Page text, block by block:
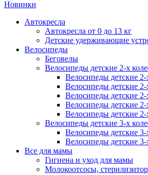
Новинки
Автокресла
Автокресла от 0 до 13 кг
Детские удерживающие
Велосипеды
Беговелы
Велосипеды детские 2-х
Велосипеды детские
Велосипеды детские
Велосипеды детские
Велосипеды детские
Велосипеды детские
Велосипеды детские 3-х
Велосипеды детские
Велосипеды детские
Все для мамы
Гигиена и уход для мамы
Молокоотсосы,